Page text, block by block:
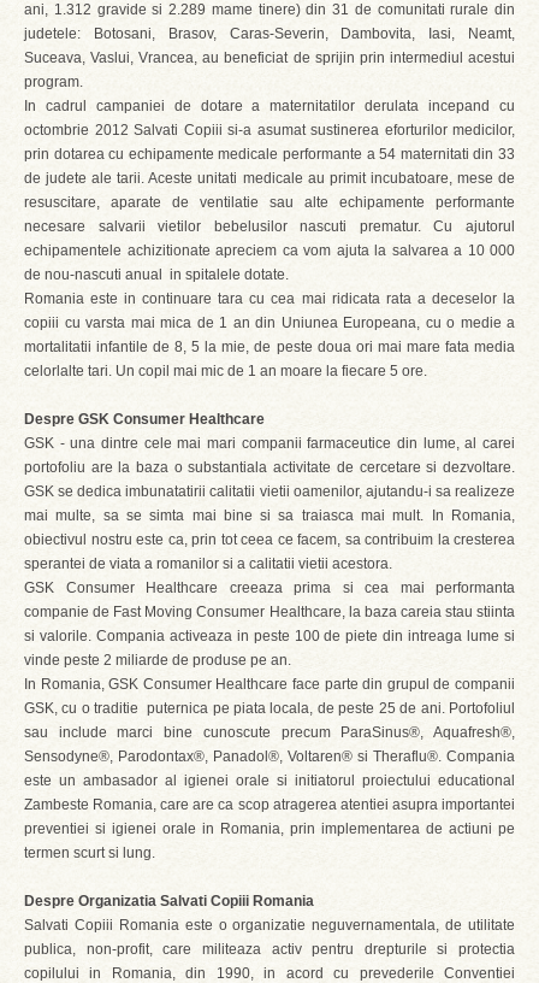
ani, 1.312 gravide si 2.289 mame tinere) din 31 de comunitati rurale din
judetele: Botosani, Brasov, Caras-Severin, Dambovita, Iasi, Neamt,
Suceava, Vaslui, Vrancea, au beneficiat de sprijin prin intermediul acestui
program.
In cadrul campaniei de dotare a maternitatilor derulata incepand cu
octombrie 2012 Salvati Copiii si-a asumat sustinerea eforturilor medicilor,
prin dotarea cu echipamente medicale performante a 54 maternitati din 33
de judete ale tarii. Aceste unitati medicale au primit incubatoare, mese de
resuscitare, aparate de ventilatie sau alte echipamente performante
necesare salvarii vietilor bebelusilor nascuti prematur. Cu ajutorul
echipamentele achizitionate apreciem ca vom ajuta la salvarea a 10 000
de nou-nascuti anual in spitalele dotate.
Romania este in continuare tara cu cea mai ridicata rata a deceselor la
copiii cu varsta mai mica de 1 an din Uniunea Europeana, cu o medie a
mortalitatii infantile de 8, 5 la mie, de peste doua ori mai mare fata media
celorlalte tari. Un copil mai mic de 1 an moare la fiecare 5 ore.
Despre GSK Consumer Healthcare
GSK - una dintre cele mai mari companii farmaceutice din lume, al carei
portofoliu are la baza o substantiala activitate de cercetare si dezvoltare.
GSK se dedica imbunatatirii calitatii vietii oamenilor, ajutandu-i sa realizeze
mai multe, sa se simta mai bine si sa traiasca mai mult. In Romania,
obiectivul nostru este ca, prin tot ceea ce facem, sa contribuim la cresterea
sperantei de viata a romanilor si a calitatii vietii acestora.
GSK Consumer Healthcare creeaza prima si cea mai performanta
companie de Fast Moving Consumer Healthcare, la baza careia stau stiinta
si valorile. Compania activeaza in peste 100 de piete din intreaga lume si
vinde peste 2 miliarde de produse pe an.
In Romania, GSK Consumer Healthcare face parte din grupul de companii
GSK, cu o traditie puternica pe piata locala, de peste 25 de ani. Portofoliul
sau include marci bine cunoscute precum ParaSinus®, Aquafresh®,
Sensodyne®, Parodontax®, Panadol®, Voltaren® si Theraflu®. Compania
este un ambasador al igienei orale si initiatorul proiectului educational
Zambeste Romania, care are ca scop atragerea atentiei asupra importantei
preventiei si igienei orale in Romania, prin implementarea de actiuni pe
termen scurt si lung.
Despre Organizatia Salvati Copiii Romania
Salvati Copiii Romania este o organizatie neguvernamentala, de utilitate
publica, non-profit, care militeaza activ pentru drepturile si protectia
copilului in Romania, din 1990, in acord cu prevederile Conventiei